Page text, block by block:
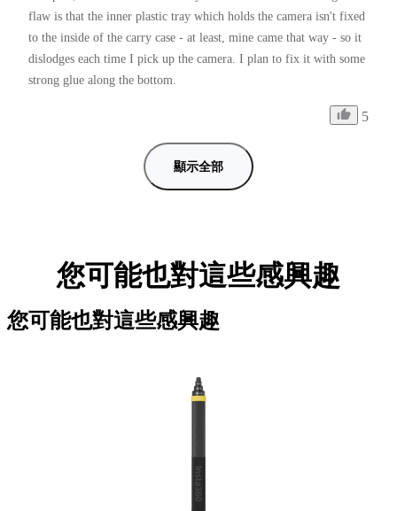
flaw is that the inner plastic tray which holds the camera isn't fixed
to the inside of the carry case - at least, mine came that way - so it
dislodges each time I pick up the camera. I plan to fix it with some
strong glue along the bottom.
5
顯示全部
您可能也對這些感興趣
您可能也對這些感興趣